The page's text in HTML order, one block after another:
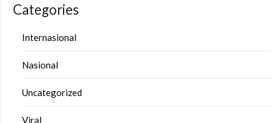
Categories
Internasional
Nasional
Uncategorized
Viral